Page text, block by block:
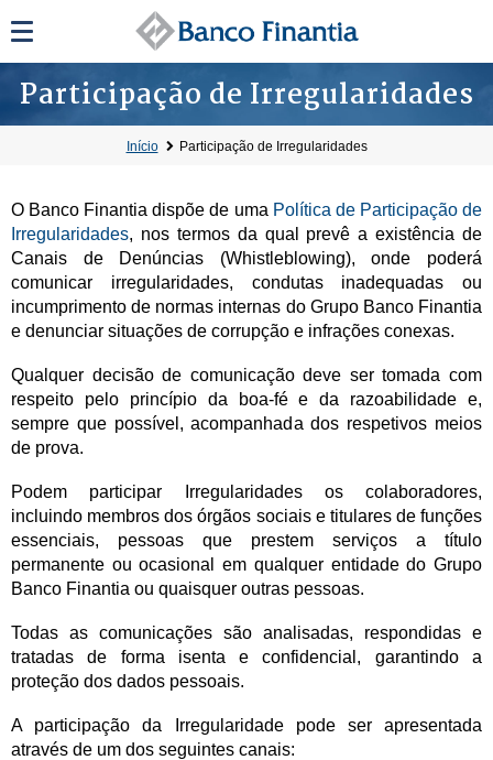
Participação de Irregularidades
Início Participação de Irregularidades
O Banco Finantia dispõe de uma Política de Participação de
Irregularidades, nos termos da qual prevê a existência de
Canais de Denúncias (Whistleblowing), onde poderá
comunicar irregularidades, condutas inadequadas ou
incumprimento de normas internas do Grupo Banco Finantia
e denunciar situações de corrupção e infrações conexas.
Qualquer decisão de comunicação deve ser tomada com
respeito pelo princípio da boa-fé e da razoabilidade e,
sempre que possível, acompanhada dos respetivos meios
de prova.
Podem participar Irregularidades os colaboradores,
incluindo membros dos órgãos sociais e titulares de funções
essenciais, pessoas que prestem serviços a título
permanente ou ocasional em qualquer entidade do Grupo
Banco Finantia ou quaisquer outras pessoas.
Todas as comunicações são analisadas, respondidas e
tratadas de forma isenta e confidencial, garantindo a
proteção dos dados pessoais.
A participação da Irregularidade pode ser apresentada
através de um dos seguintes canais: